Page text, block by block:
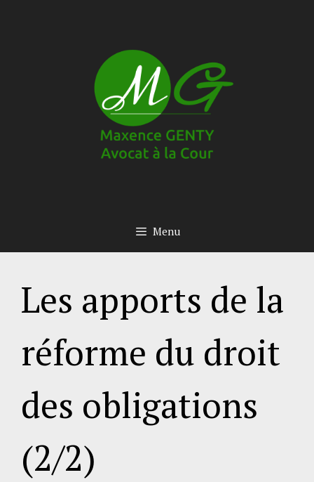
Menu
Les apports de la
réforme du droit
des obligations
(2/2)